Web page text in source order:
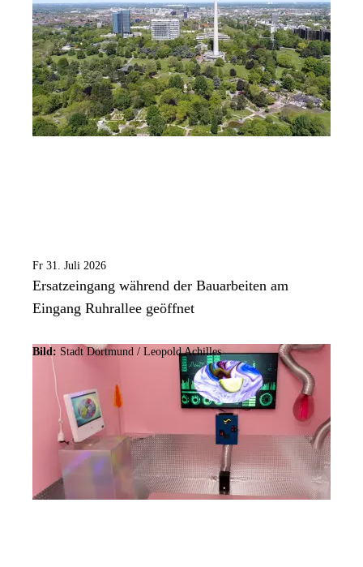
Fr 31. Juli 2026
Ersatzeingang während der Bauarbeiten am
Eingang Ruhrallee geöffnet
Bild: Stadt Dortmund / Leopold Achilles